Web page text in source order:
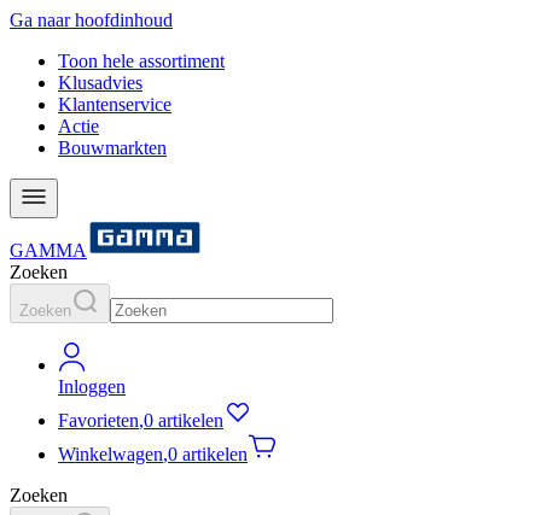
Ga naar hoofdinhoud
Toon hele assortiment
Klusadvies
Klantenservice
Actie
Bouwmarkten
GAMMA
Zoeken
Zoeken
Inloggen
Favorieten,0 artikelen
Winkelwagen,0 artikelen
Zoeken